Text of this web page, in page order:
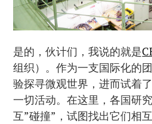
是的，伙计们，我说的就是
组织）。作为一支国际化的
验探寻微观世界，进而试着
一切活动。在这里，各国研
互”碰撞”，试图找出它们相